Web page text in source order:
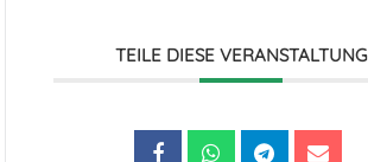
TEILE DIESE VERANSTALTUNG